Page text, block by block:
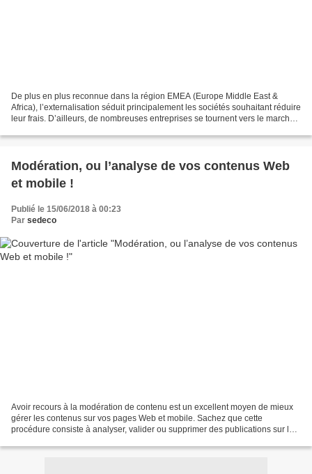
De plus en plus reconnue dans la région EMEA (Europe Middle East &
Africa), l’externalisation séduit principalement les sociétés souhaitant réduire
leur frais. D’ailleurs, de nombreuses entreprises se tournent vers le marché
Modération, ou l’analyse de vos contenus Web
et mobile !
Publié le 15/06/2018 à 00:23
Par sedeco
Avoir recours à la modération de contenu est un excellent moyen de mieux
gérer les contenus sur vos pages Web et mobile. Sachez que cette
procédure consiste à analyser, valider ou supprimer des publications sur les